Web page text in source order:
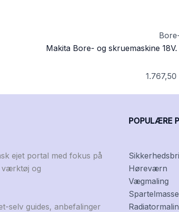
Makita Bore- og skruemaskine
1.767,50
ejet portal med fokus på
værktøj og
selv guides, anbefalinger
POPULÆRE
Høreværn
Vægmaling
Spartelmasse